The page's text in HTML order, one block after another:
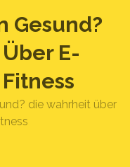
Gesund?
E-
die wahrheit über